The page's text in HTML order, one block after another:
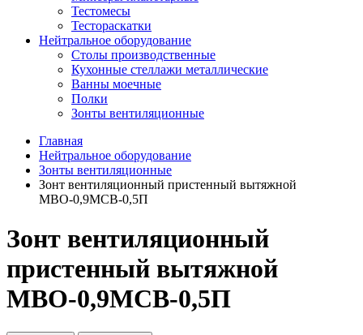
Тестомесы
Тестораскатки
Нейтральное оборудование
Столы производственные
Кухонные стеллажи металлические
Ванны моечные
Полки
Зонты вентиляционные
Главная
Нейтральное оборудование
Зонты вентиляционные
Зонт вентиляционный пристенный вытяжной
МВО-0,9МСВ-0,5П
Зонт вентиляционный
пристенный вытяжной
МВО-0,9МСВ-0,5П